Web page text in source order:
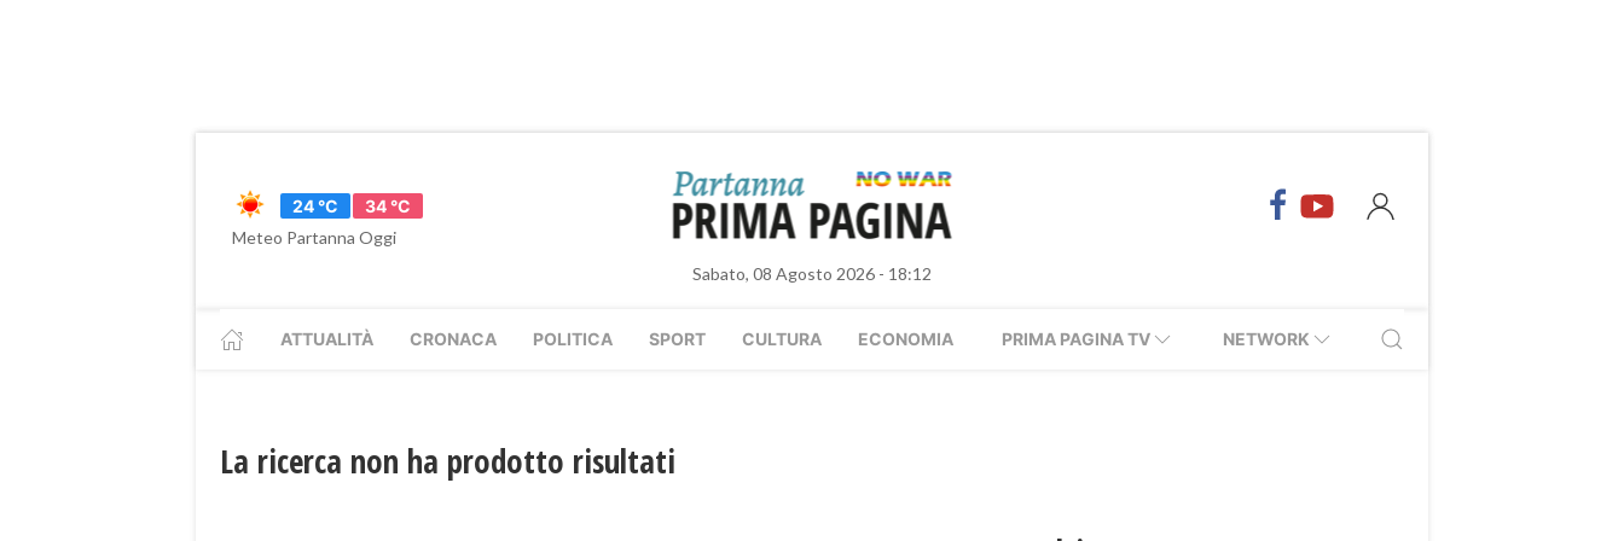
24 °C
34 °C
Meteo Partanna Oggi
Sabato, 08 Agosto 2026 - 18:12
ATTUALITÀ CRONACA POLITICA SPORT CULTURA ECONOMIA PRIMA PAGINA TV NETWORK
La ricerca non ha prodotto risultati